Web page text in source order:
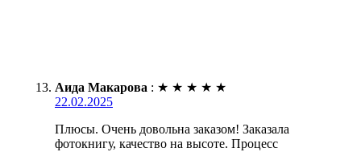
Аида Макарова : ★ ★ ★ ★ ★
22.02.2025
Плюсы. Очень довольна заказом! Заказала
фотокнигу, качество на высоте. Процесс